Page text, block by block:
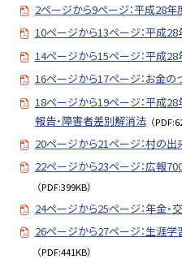
2ページから9ページ：平成28
10ページから13ページ：平成
14ページから15ページ：平成
16ページから17ページ：お金の
18ページから19ページ：平成
報告・障害者差別解消法 （
20ページから21ページ：村の出
22ページから23ページ：広報
（PDF:399KB）
24ページから25ページ：年金・
26ページから27ページ：生涯
（PDF:441KB）